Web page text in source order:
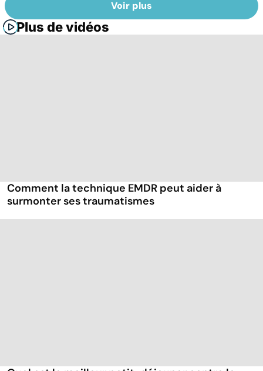
Voir plus
Plus de vidéos
Comment la technique EMDR peut aider à
surmonter ses traumatismes